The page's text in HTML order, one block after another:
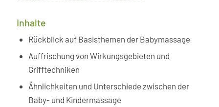
Inhalte
Rückblick auf Basisthemen der Babymassage
Auffrischung von Wirkungsgebieten und
Grifftechniken
Ähnlichkeiten und Unterschiede zwischen der
Baby- und Kindermassage